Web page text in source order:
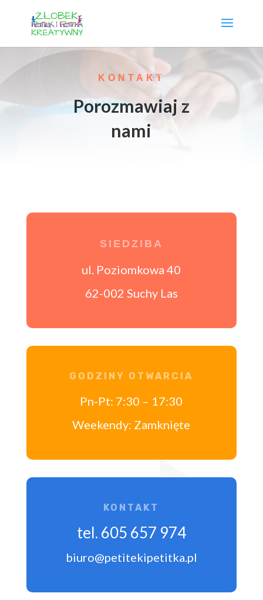
KONTAKT
Porozmawiaj z
nami
SIEDZIBA
ul. Poziomkowa 40
62-002 Suchy Las
GODZINY OTWARCIA
Pn-Pt: 7:30 – 17:30
Weekendy: Zamknięte
KONTAKT
tel. 605 657 974
biuro@petitekipetitka.pl